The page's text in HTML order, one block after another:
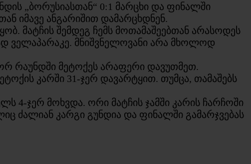
„ბორუსიასთან“ 0:1 მარცხი და ფინალში
იმავე ანგარიშით დამარცხდნენ.
მატჩის შემდეგ ჩემს მოთამაშეებთან არასოდეს
ველაპარაკე. მნიშვნელოვანი არა მხოლოდ
რაუნდში მეტოქეს არაფერი დავუთმეთ.
კარში 31-ჯერ დავარტყით. თუმცა, თამაშებს
4-ჯერ მოხვდა. ორი მატჩის ჯამში კარის ჩარჩოში
ძალიან კარგი გუნდია და ფინალში გამარჯვებას